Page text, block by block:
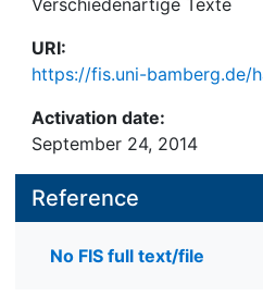
Verschiedenartige Texte
URI:
https://fis.uni-bamberg.de/
Activation date:
September 24, 2014
Reference
No FIS full text/file